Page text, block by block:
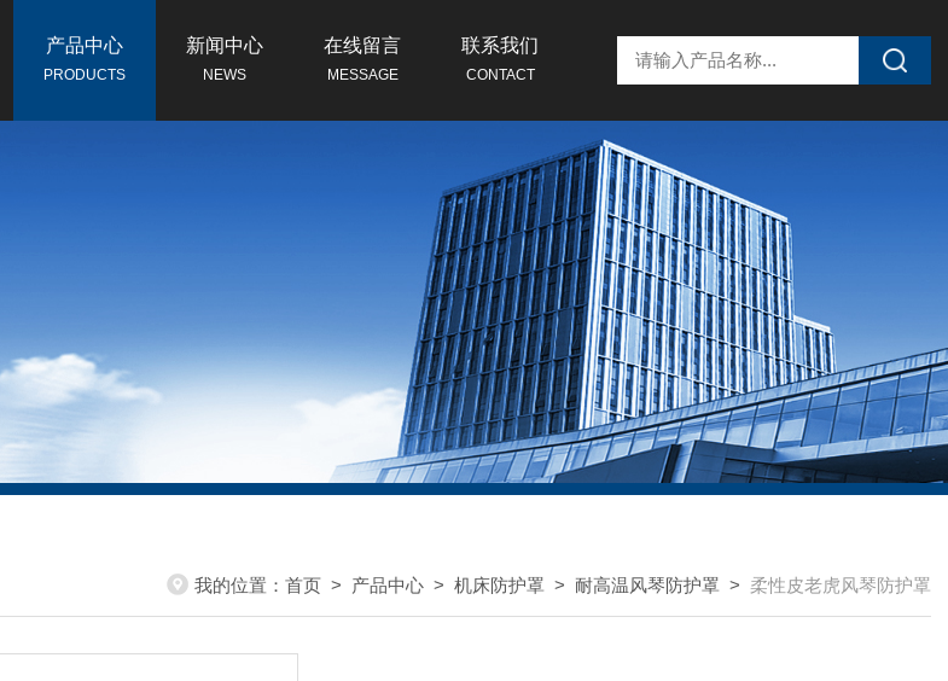
产品中心
PRODUCTS
新闻中心
NEWS
在线留言
MESSAGE
联系我们
CONTACT
我的位置： 首页 > 产品中心 > 机床防护罩 > 耐高温风琴防护罩 > 柔性皮老虎风琴防护罩